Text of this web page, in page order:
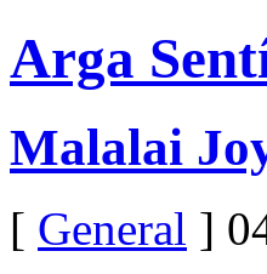
Arga
Malalai
[ General ]